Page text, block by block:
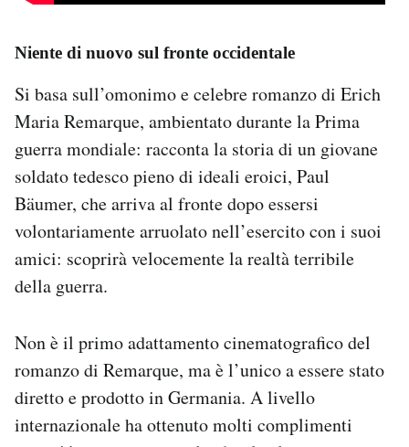
Niente di nuovo sul fronte occidentale
Si basa sull’omonimo e celebre romanzo di Erich
Maria Remarque, ambientato durante la Prima
guerra mondiale: racconta la storia di un giovane
soldato tedesco pieno di ideali eroici, Paul
Bäumer, che arriva al fronte dopo essersi
volontariamente arruolato nell’esercito con i suoi
amici: scoprirà velocemente la realtà terribile
della guerra.
Non è il primo adattamento cinematografico del
romanzo di Remarque, ma è l’unico a essere stato
diretto e prodotto in Germania. A livello
internazionale ha ottenuto molti complimenti